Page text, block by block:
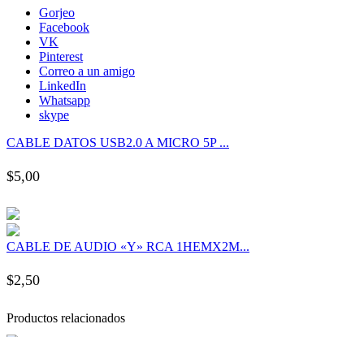
panel
panel
Gorjeo
Facebook
VK
Pinterest
Correo a un amigo
LinkedIn
Whatsapp
skype
CABLE DATOS USB2.0 A MICRO 5P ...
$5,00
CABLE DE AUDIO «Y» RCA 1HEMX2M...
$2,50
Productos relacionados